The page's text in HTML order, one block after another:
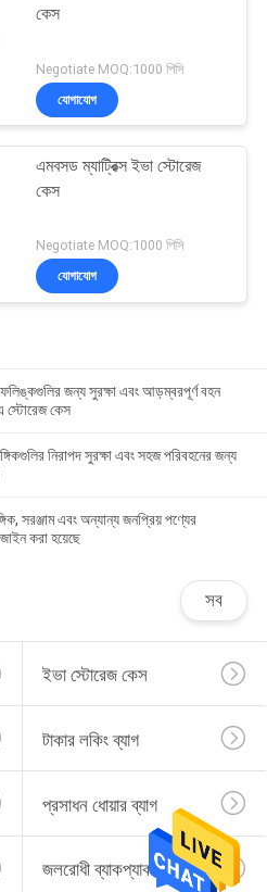
কেস
Negotiate MOQ:1000 পিসি
যোগাযোগ
এমবসড ম্যাট্রিক্স ইভা স্টোরেজ
কেস
Negotiate MOQ:1000 পিসি
যোগাযোগ
জন্য সুরক্ষা এবং আড়ম্বরপূর্ণ বহন
স্টোরেজ কেস
নিরাপদ সুরক্ষা এবং সহজ পরিবহনের জন্য
সরঞ্জাম এবং অন্যান্য জনপ্রিয় পণ্যের
করা হয়েছে
সব
ইভা স্টোরেজ কেস
টাকার লকিং ব্যাগ
প্রসাধন ধোয়ার ব্যাগ
জলরোধী ব্যাকপ্যাক ব্যাগ